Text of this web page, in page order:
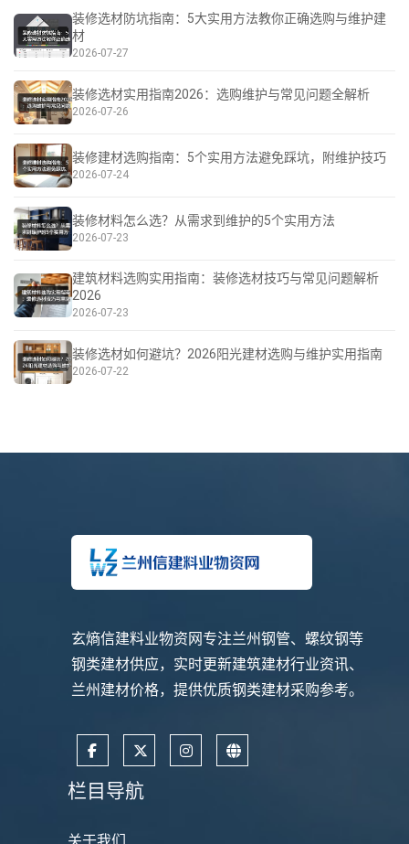
装修选材防坑指南：5大实用方法教你正确选购与维护建
材
2026-07-27
装修选材实用指南2026：选购维护与常见问题全解析
2026-07-26
装修建材选购指南：5个实用方法避免踩坑，附维护技巧
2026-07-24
装修材料怎么选？从需求到维护的5个实用方法
2026-07-23
建筑材料选购实用指南：装修选材技巧与常见问题解析
2026
2026-07-23
装修选材如何避坑？2026阳光建材选购与维护实用指南
2026-07-22
玄熵信建料业物资网专注兰州钢管、螺纹钢等
钢类建材供应，实时更新建筑建材行业资讯、
兰州建材价格，提供优质钢类建材采购参考。
栏目导航
关于我们